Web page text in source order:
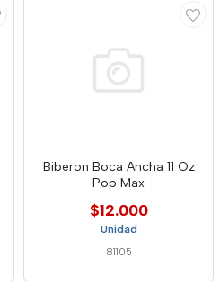
Biberon Boca Ancha 11 Oz
Pop Max
$12.000
Unidad
81105